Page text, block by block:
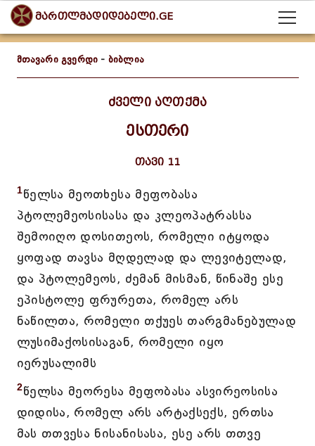
მართლმადიდებელი.GE
მთავარი გვერდი - ბიბლია
ძველი აღთქმა
ესთერი
თავი 11
1წელსა მეოთხესა მეფობასა
პტოლემეოსისასა და კლეოპატრასსა
შემოიღო დოსითეოს, რომელი იტყოდა
ყოფად თავსა მღდელად და ლევიტელად,
და პტოლემეოს, ძემან მისმან, წინაშე ესე
ეპისტოლე ფრურეთა, რომელ არს
ნაწილთა, რომელი თქუეს თარგმანებულად
ლუსიმაქოსისაგან, რომელი იყო
იერუსალიმს
2წელსა მეორესა მეფობასა ასვირეოსისა
დიდისა, რომელ არს არტაქსექს, ერთსა
მას თთვესა ნისანისასა, ესე არს თთვე